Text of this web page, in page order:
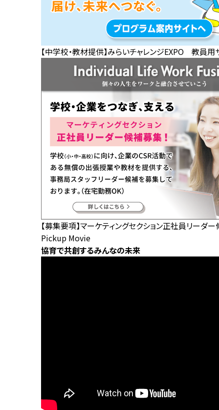
【中学校・教材提供】みらいチャレンジEXPO 教員用
【募集要項】マーケティングセクション正社員リーダ
Pickup Movie
協育で共創するみんなの未来